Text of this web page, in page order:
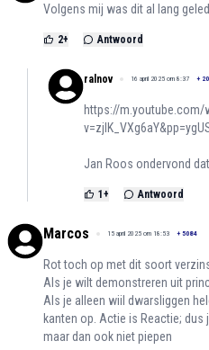
Volgens mij was dit al lang
2+ Antwoord
ralnov 16 april 2025 om 8:37 +
https://m.youtube.com/
Jan Roos ondervond
1+ Antwoord
Marcos 15 april 2025 om 18:53 + 5084
Rot toch op met dit soort
Als je wilt demonstreren uit
Als je alleen wiil dwarsliggen
kanten op. Actie is Reactie; dus
maar dan ook niet piepen